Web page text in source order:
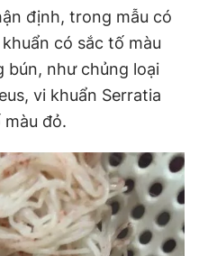
Liên hệ quảng cáo
Tòa soạn Chính sách bảo
Hải Thành
định, trong mẫu có
có sắc tố màu
bún, như chủng loại
vi khuẩn Serratia
đỏ.